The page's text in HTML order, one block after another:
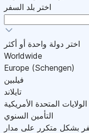
اختر بلد السفر
اختر دولة واحدة أو أكثر
Worldwide
Europe (Schengen)
فيلبين
تايلاند
الولايات المتحدة الأمريكية
التأمين السنوي
بشكل متكرر على مدار